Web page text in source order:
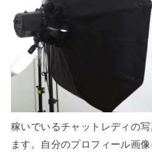
稼いでいるチャットレディの
ます。自分のプロフィール画